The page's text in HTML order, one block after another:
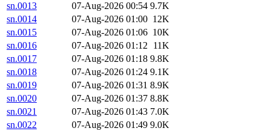
sn.0013
07-Aug-2026 00:54 9.7K
sn.0014
07-Aug-2026 01:00 12K
sn.0015
07-Aug-2026 01:06 10K
sn.0016
07-Aug-2026 01:12 11K
sn.0017
07-Aug-2026 01:18 9.8K
sn.0018
07-Aug-2026 01:24 9.1K
sn.0019
07-Aug-2026 01:31 8.9K
sn.0020
07-Aug-2026 01:37 8.8K
sn.0021
07-Aug-2026 01:43 7.0K
sn.0022
07-Aug-2026 01:49 9.0K